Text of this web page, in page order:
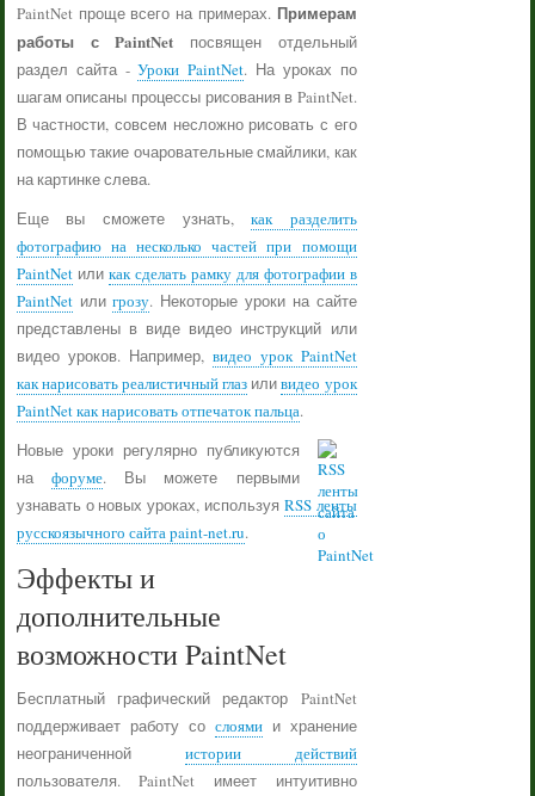
PaintNet проще всего на примерах. Примерам
работы с PaintNet посвящен отдельный
раздел сайта -Уроки PaintNet. На уроках по
шагам описаны процессы рисования в PaintNet.
В частности, совсем несложно рисовать с его
помощью такие очаровательные смайлики, как
на картинке слева.
Еще вы сможете узнать,как разделить
фотографию на несколько частей при помощи
PaintNetили как сделать рамку для фотографии в
PaintNetилигрозу. Некоторые уроки на сайте
представлены в виде видео инструкций или
видео уроков. Например, видео урок PaintNet
как нарисовать реалистичный глаз иливидео урок
PaintNet как нарисовать отпечаток пальца.
Новые уроки регулярно публикуются
нафоруме. Вы можете первыми
узнавать о новых уроках, используя RSS ленты
русскоязычного сайта paint-net.ru.
Эффекты и
дополнительные
возможности PaintNet
Бесплатный графический редактор PaintNet
поддерживает работу со слоямии хранение
неограниченной истории действий
пользователя. PaintNet имеет интуитивно